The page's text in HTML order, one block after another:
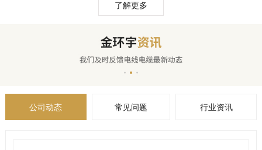
了解更多
公司动态 常见问题 行业资讯